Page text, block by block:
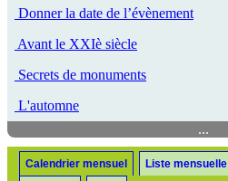
Donner la date de l’évènement
Avant le XXIè siècle
Secrets de monuments
L'automne
...
Calendrier mensuel Liste mensuelle